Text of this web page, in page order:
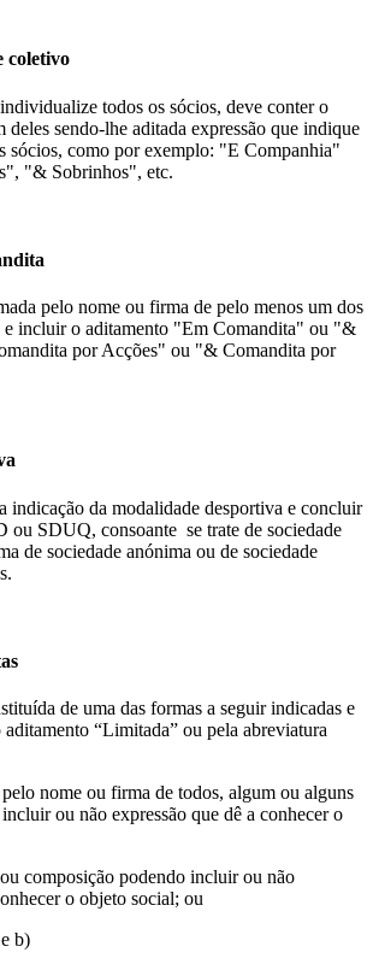
coletivo
todos os sócios, deve conter o
deles sendo-lhe aditada expressão que indique
sócios, como por exemplo: "E Companhia"
"& Sobrinhos", etc.
pelo nome ou firma de pelo menos um dos
e incluir o aditamento "Em Comandita" ou "&
por Acções" ou "& Comandita por
indicação da modalidade desportiva e concluir
ou SDUQ, consoante se trate de sociedade
de sociedade anónima ou de sociedade
de uma das formas a seguir indicadas e
“Limitada” ou pela abreviatura
nome ou firma de todos, algum ou alguns
ou não expressão que dê a conhecer o
composição podendo incluir ou não
o objeto social; ou
b)